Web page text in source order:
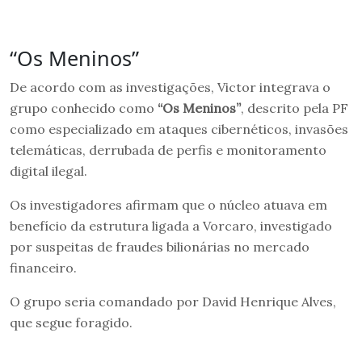
“Os Meninos”
De acordo com as investigações, Victor integrava o
grupo conhecido como “Os Meninos”, descrito pela PF
como especializado em ataques cibernéticos, invasões
telemáticas, derrubada de perfis e monitoramento
digital ilegal.
Os investigadores afirmam que o núcleo atuava em
benefício da estrutura ligada a Vorcaro, investigado
por suspeitas de fraudes bilionárias no mercado
financeiro.
O grupo seria comandado por David Henrique Alves,
que segue foragido.